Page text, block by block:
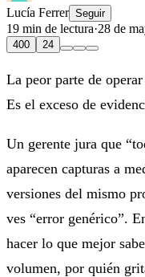
Lucía Ferrer Seguir
19 min de lectura·28 de
400 24
La peor parte de
Es el exceso de
Un gerente jura que
aparecen capturas a
versiones del mismo
ves “error genérico”.
hacer lo que mejor
volumen, por quién